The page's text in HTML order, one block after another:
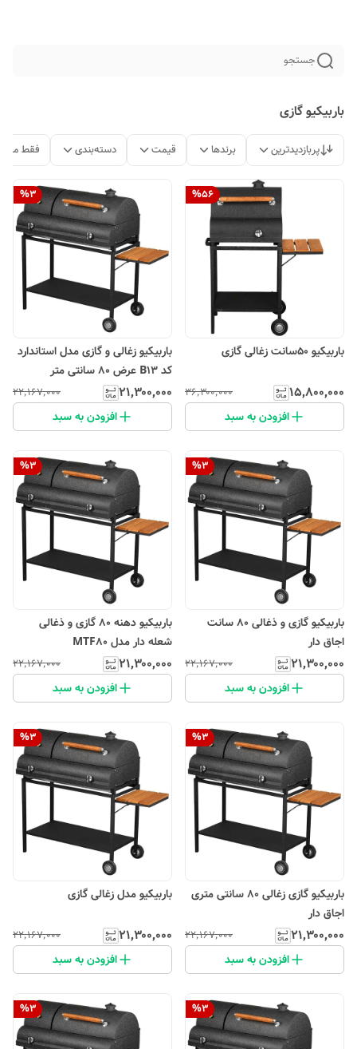
جستجو
باربیکیو گازی
پربازدیدترین برندها قیمت دسته‌بندی فقط
%56
باربیکیو 50سانت زغالی گازی
۱۵٬۸۰۰٬۰۰۰ ۳۶٬۳۰۰٬۰۰۰
افزودن به سبد
%3
باربیکیو زغالی و گازی مدل استاندارد
کد B13 عرض 80 سانتی متر
۲۱٬۳۰۰٬۰۰۰ ۲۲٬۱۶۷٬۰۰۰
افزودن به سبد
%3
باربیکیو گازی و ذغالی 80 سانت
اجاق دار
۲۱٬۳۰۰٬۰۰۰ ۲۲٬۱۶۷٬۰۰۰
افزودن به سبد
%3
باربیکیو دهنه 80 گازی و ذغالی
شعله دار مدل MTF80
۲۱٬۳۰۰٬۰۰۰ ۲۲٬۱۶۷٬۰۰۰
افزودن به سبد
%3
باربیکیو گازی زغالی 80 سانتی متری
اجاق دار
۲۱٬۳۰۰٬۰۰۰ ۲۲٬۱۶۷٬۰۰۰
افزودن به سبد
%3
باربیکیو مدل زغالی گازی
۲۱٬۳۰۰٬۰۰۰ ۲۲٬۱۶۷٬۰۰۰
افزودن به سبد
%3
%3